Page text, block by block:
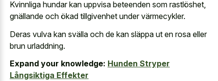
Kvinnliga hundar kan uppvisa beteenden som rastlöshet,
gnällande och ökad tillgivenhet under värmecykler.
Deras vulva kan svälla och de kan släppa ut en rosa eller
brun urladdning.
Expand your knowledge: Hunden Stryper
Långsiktiga Effekter